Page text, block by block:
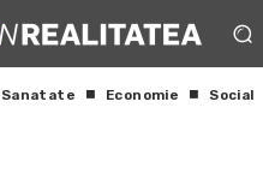
Sanatate Economie Social